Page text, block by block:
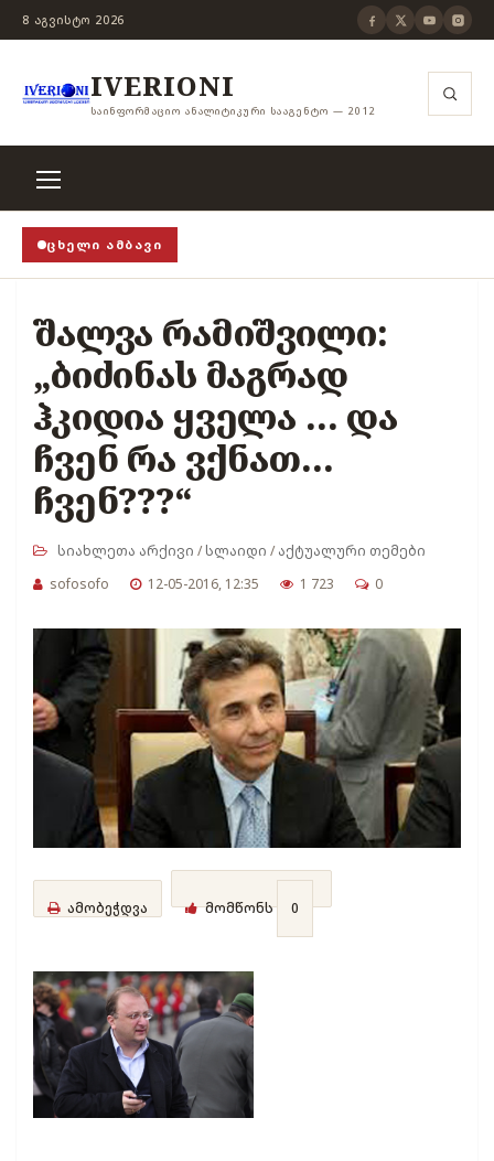
8 ᲐᲒᲕᲘᲡᲢᲝ 2026
IVERIONI
ᲡᲐᲘᲜᲤᲝᲠᲛᲐᲪᲘᲝ ᲐᲜᲐᲚᲘᲢᲘᲙᲣᲠᲘ ᲡᲐᲐᲒᲔᲜᲢᲝ — 2012
ᲪᲮᲔᲚᲘ ᲐᲛᲑᲐᲕᲘ
ჭანჭიკი მოშლილია, ცენზურა უნდა
შალვა რამიშვილი:
„ბიძინას მაგრად
ჰკიდია ყველა ... და
ჩვენ რა ვქნათ...
ჩვენ???“
სიახლეთა არქივი /სლაიდი /აქტუალური თემები
sofosofo
12-05-2016, 12:35 1 723 0
ამობეჭდვა მომწონს 0